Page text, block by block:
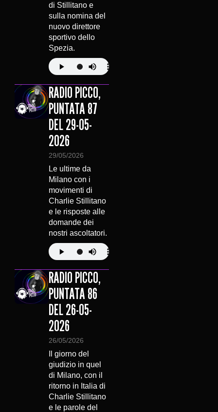
di Stillitano e
sulla nomina del
nuovo direttore
sportivo dello
Spezia.
RADIO PICCO,
PUNTATA 87
DEL 29-05-
2026
29/05/2026
Le ultime da
Milano con i
movimenti di
Charlie Stillitano
e le risposte alle
domande dei
nostri ascoltatori.
RADIO PICCO,
PUNTATA 86
DEL 26-05-
2026
26/05/2026
Il giorno del
giudizio in quel
di Milano, con il
ritorno in Italia di
Charlie Stillitano
e le parole del